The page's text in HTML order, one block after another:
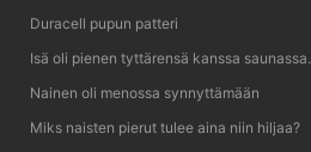
Duracell pupun patteri
Isä oli pienen tyttärensä kanssa saunassa.
Nainen oli menossa synnyttämään
Miks naisten pierut tulee aina niin hiljaa?